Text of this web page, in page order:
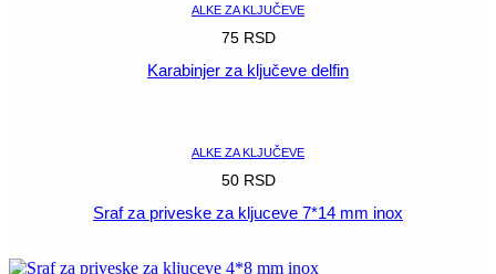
ALKE ZA KLJUČEVE
75 RSD
Karabinjer za ključeve delfin
ALKE ZA KLJUČEVE
50 RSD
Sraf za priveske za kljuceve 7*14 mm inox